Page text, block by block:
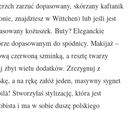
zarzuć dopasowany, skórzany kaftanik
znajdziesz w Wittchen) lub jeśli jest
kożuszek. Buty? Eleganckie
dopasowanym do spódnicy. Makijaż –
czerwoną szminką, a resztę twarzy
zbyt wielu dodatków. Zrezygnuj z
a na rękę załóż jeden, masywny sygnet
Stworzyłaś stylizację, która jest
i ma w sobie duszę polskiego